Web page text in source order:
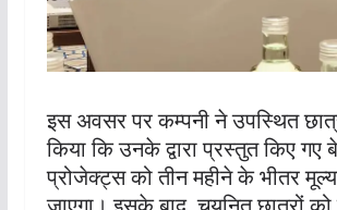
इस अवसर पर कम्पनी ने उपस्थित
किया कि उनके द्वारा प्रस्तुत किए गए
प्रोजेक्ट्स को तीन महीने के भीतर